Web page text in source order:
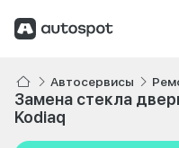
Автосервисы
Замена стекла
Kodiaq